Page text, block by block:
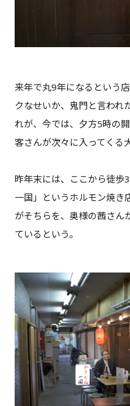
来年で丸9年になるという
クなせいか、鬼門と言われ
れが、今では、夕方5時の
客さんが次々に入ってくる
昨年末には、ここから徒歩
一国」というホルモン焼き
がそちらを、奥様の茜さん
ているという。